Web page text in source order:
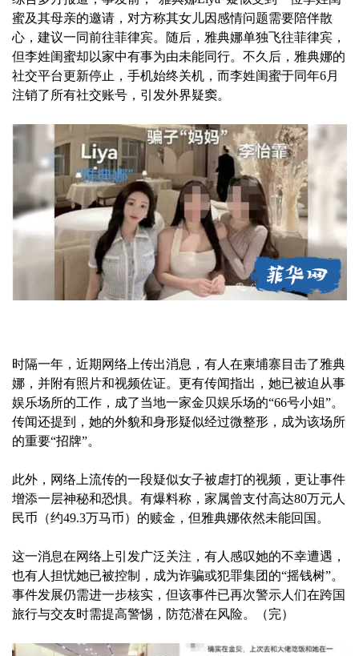
蜜及其母亲的邀请，对方称其女儿因感情问题需要陪伴散
心，建议一同前往菲律宾。随后，雅典娜单独飞往菲律宾，
但李姓闺蜜却以家中有事为由未能同行。不久后，雅典娜的
社交平台更新停止，手机始终关机，而李姓闺蜜于同年6月
注销了所有社交账号，引发外界疑窦。
时隔一年，近期网络上传出消息，有人在柬埔寨目击了雅典
娜，并附有照片和视频佐证。更有传闻指出，她已被迫从事
娱乐场所的工作，成了当地一家金贝娱乐场的“66号小姐”。
传闻还提到，她的外貌和身形疑似经过微整形，成为该场所
的重要“招牌”。
此外，网络上流传的一段疑似女子被虐打的视频，更让事件
增添一层神秘和恐惧。有爆料称，家属曾支付高达80万元人
民币（约49.3万马币）的赎金，但雅典娜依然未能回国。
这一消息在网络上引发广泛关注，有人感叹她的不幸遭遇，
也有人担忧她已被控制，成为诈骗或犯罪集团的“摇钱树”。
事件发展仍需进一步核实，但该事件已再次警示人们在跨国
旅行与交友时需提高警惕，防范潜在风险。（完）